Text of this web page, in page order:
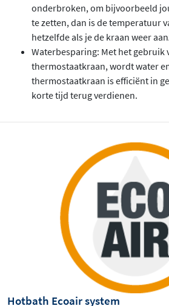
onderbroken, om bijvoorbeeld
te zetten, dan is de temperatuur
hetzelfde als je de kraan weer
Waterbesparing: Met het gebruik
thermostaatkraan, wordt water
thermostaatkraan is efficiënt in
korte tijd terug verdienen.
Hotbath Ecoair system